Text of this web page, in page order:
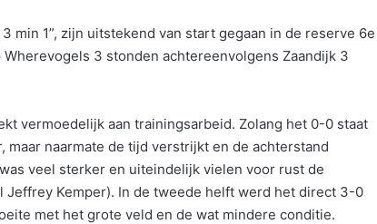
min 1”, zijn uitstekend van start gegaan in de reserve 6e
3 stonden achtereenvolgens Zaandijk 3
vermoedelijk aan trainingsarbeid. Zolang het 0-0 staat
maar naarmate de tijd verstrijkt en de achterstand
veel sterker en uiteindelijk vielen voor rust de
Kemper). In de tweede helft werd het direct 3-0
met het grote veld en de wat mindere conditie.